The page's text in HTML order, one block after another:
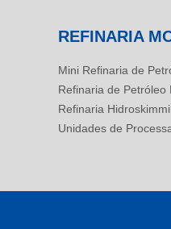
REFINARIA
Mini Refinaria de
Refinaria de Petróleo
Refinaria
Unidades de